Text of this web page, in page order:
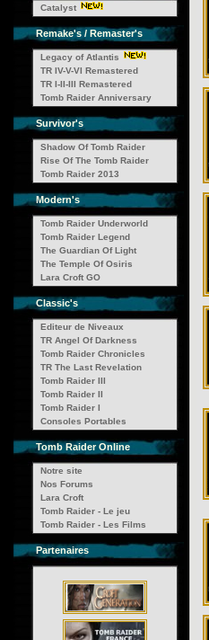
Catalyst
Remake's / Remaster's
Legacy of Atlantis
TR IV-V-VI Remastered
TR I-II-III Remastered
Tomb Raider Anniversary
Survivor's
Shadow Of Tomb Raider
Rise Of The Tomb Raider
Tomb Raider 2013
Modern's
Tomb Raider Underworld
Tomb Raider Legend
The Guardian Of Light
The Temple Of Osiris
Lara Croft GO
Classic's
Editeur de Niveaux
TR Angel Of Darkness
Tomb Raider Chronicles
TR The Last Revelation
Tomb Raider III
Tomb Raider II
Tomb Raider I
Consoles Portables
Tomb Raider Online
Notre site
Nos Forums
Lara Croft
Tomb Raider - Le jeu
Tomb Raider - Les Films
Partenaires